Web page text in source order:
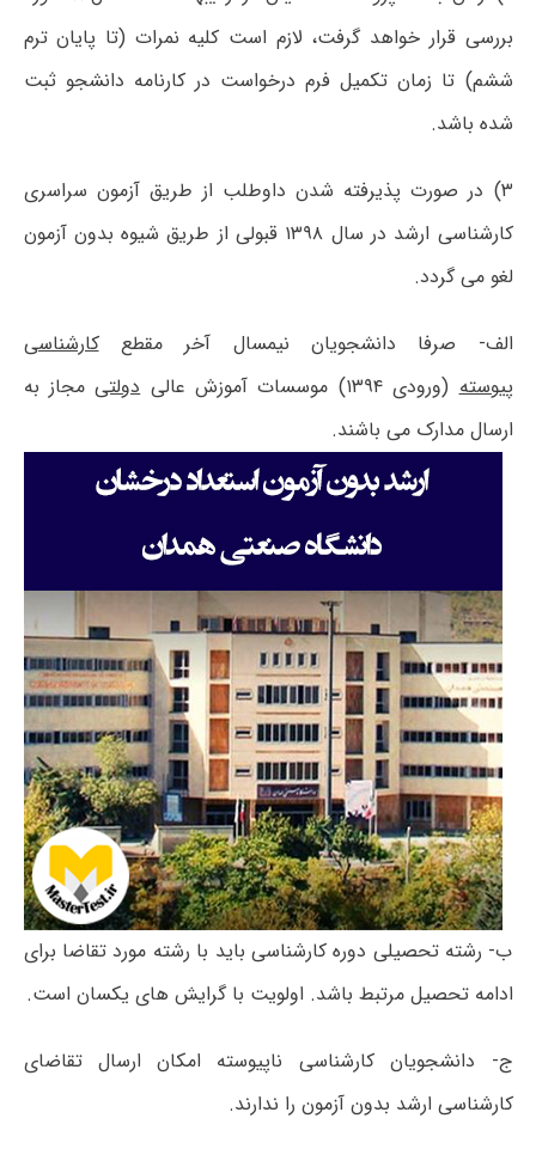
بررسی قرار خواهد گرفت، لازم است کلیه نمرات (تا پایان ترم
ششم) تا زمان تکمیل فرم درخواست در کارنامه دانشجو ثبت
شده باشد.
۳) در صورت پذیرفته شدن داوطلب از طریق آزمون سراسری
کارشناسی ارشد در سال ۱۳۹۸ قبولی از طریق شیوه بدون آزمون
لغو می گردد.
الف- صرفا دانشجویان نیمسال آخر مقطعکارشناسی
پیوسته(ورودی ۱۳۹۴) موسسات آموزش عالی دولتیمجاز به
ارسال مدارک می باشند.
ب- رشته تحصیلی دوره کارشناسی باید با رشته مورد تقاضا برای
ادامه تحصیل مرتبط باشد. اولویت با گرایش های یکسان است.
ج- دانشجویان کارشناسی ناپیوسته امکان ارسال تقاضای
کارشناسی ارشد بدون آزمون را ندارند.